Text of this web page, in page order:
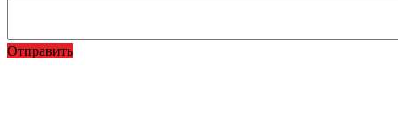
Отправить